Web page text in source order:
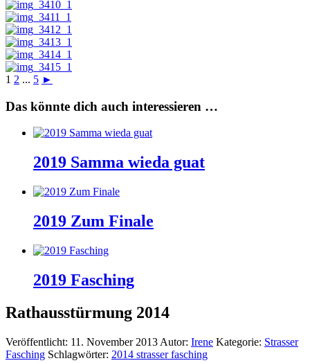
1 2 ... 5 ►
Das könnte dich auch interessieren …
2019 Samma wieda guat
2019 Zum Finale
2019 Fasching
Rathausstürmung 2014
Veröffentlicht: 11. November 2013 Autor: Irene Kategorie: Strasser
Fasching Schlagwörter: 2014 strasser fasching